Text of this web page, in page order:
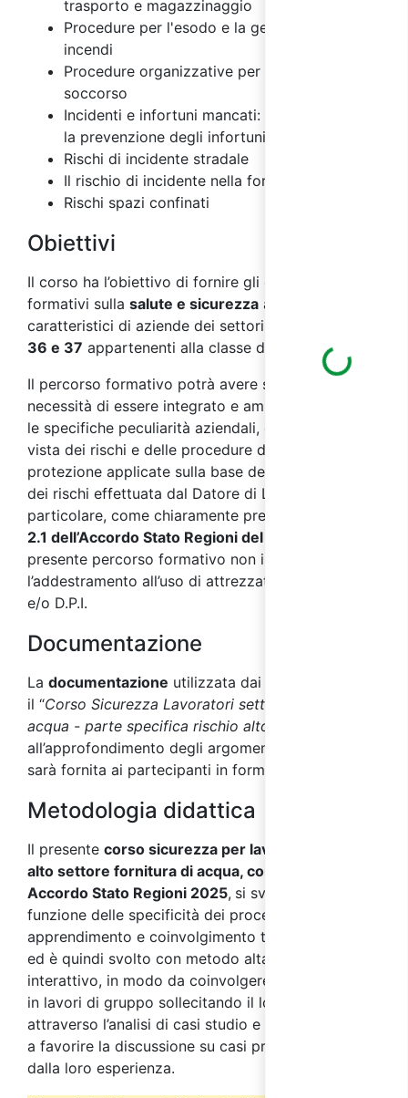
trasporto e magazzinaggio
Procedure per l'esodo e la gestione degli
incendi
Procedure organizzative per il primo
soccorso
Incidenti e infortuni mancati: importanza per
la prevenzione degli infortuni
Rischi di incidente stradale
Il rischio di incidente nella fornitura di acqua
Rischi spazi confinati
Obiettivi
Il corso ha l’obiettivo di fornire gli elementi
formativi sulla salute e sicurezza ai
caratteristici di aziende dei settori
36 e 37 appartenenti alla classe di
rischio alto.
Il percorso formativo potrà avere successivamente
necessità di essere integrato e ampliato secondo
le specifiche peculiarità aziendali, dal punto di
vista dei rischi e delle procedure di prevenzione e
protezione applicate sulla base della valutazione
dei rischi effettuata dal Datore di Lavoro. In
particolare, come chiaramente precisato dal
2.1 dell’Accordo Stato Regioni del 17/04/2025
presente percorso formativo non include
l’addestramento all’uso di attrezzature di lavoro
e/o D.P.I.
Documentazione
La documentazione utilizzata dai docenti durante
il “Corso Sicurezza Lavoratori settore fornitura di
acqua - parte specifica rischio alto”
all’approfondimento degli argomenti affrontati,
sarà fornita ai partecipanti in formato digitale.
Metodologia didattica
Il presente corso sicurezza per lavoratori rischio
alto settore fornitura di acqua, conforme al nuovo
Accordo Stato Regioni 2025, si sviluppa in
funzione delle specificità dei processi di
apprendimento e coinvolgimento tipici degli adulti
ed è quindi svolto con metodo altamente
interattivo, in modo da coinvolgere i partecipanti
in lavori di gruppo sollecitando il loro interesse
attraverso l’analisi di casi studio e simulazioni volte
a favorire la discussione su casi pratici provenienti
dalla loro esperienza.
Loading...